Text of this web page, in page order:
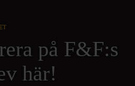
på F&F:s
här!